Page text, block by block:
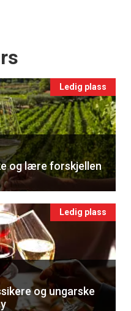
Ledig plass
og lære forskjellen
Ledig plass
og ungarske